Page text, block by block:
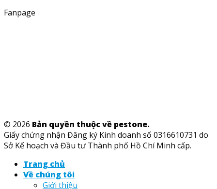
Fanpage
© 2026 Bản quyền thuộc về pestone.
Giấy chứng nhận Đăng ký Kinh doanh số 0316610731 do
Sở Kế hoạch và Đầu tư Thành phố Hồ Chí Minh cấp.
Trang chủ
Về chúng tôi
Giới thiệu